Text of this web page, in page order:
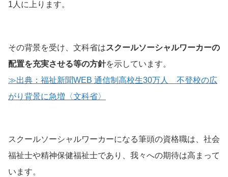
1人に上ります。
その背景を受け、文科省はスクールソーシャルワーカーの
配置を充実させる等の方針を示しています。
≫出典：福祉新聞WEB 通信制高校生30万人 不登校の広
がり背景に急増〈文科省〉
スクールソーシャルワーカーになる筆頭の資格職は、社会
福祉士や精神保健福祉士であり、我々への期待は高まって
います。